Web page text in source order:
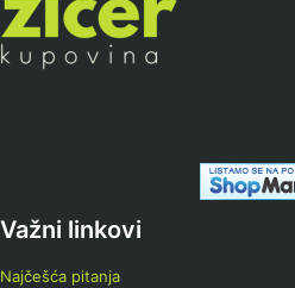
Važni linkovi
Najčešća pitanja